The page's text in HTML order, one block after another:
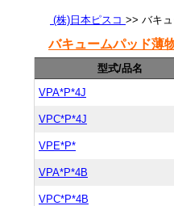
(株)日本ピスコ >> バキ
バキュームパッド薄
型式/品名
VPA*P*4J
VPC*P*4J
VPE*P*
VPA*P*4B
VPC*P*4B